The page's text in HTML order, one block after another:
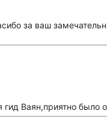
за ваш
гид Ваян,приятно